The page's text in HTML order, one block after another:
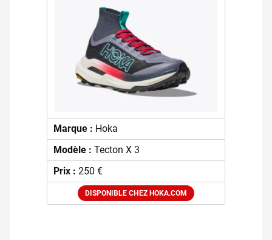
Marque : Hoka
Modèle : Tecton X 3
Prix : 250 €
DISPONIBLE CHEZ HOKA.COM